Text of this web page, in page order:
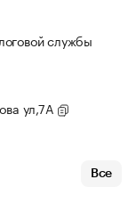
службы
ул,7А
Все